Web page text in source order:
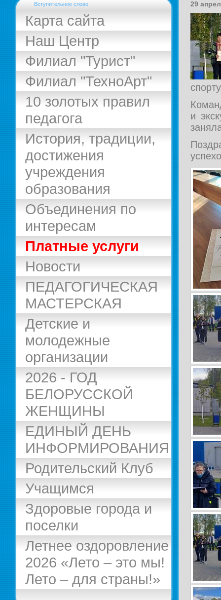
Вступительное слово
Карта сайта
Наш Центр
Филиал "Турист"
Филиал "ТехноАрт"
10 золотых правил
педагога
История, традиции,
достижения
учреждения
образования
Объединения по
интересам
Платные услуги
Новости
ПЕДАГОГИЧЕСКАЯ
МАСТЕРСКАЯ
Детские и
молодежные
организации
2026 - ГОД
БЕЛОРУССКОЙ
ЖЕНЩИНЫ
ЕДИНЫЙ ДЕНЬ
ИНФОРМИРОВАНИЯ
Родительский Клуб
Учащимся
Здоровые города и
поселки
Летнее оздоровление
2026 «Лето – это мы!
Лето – для страны!»
29
и